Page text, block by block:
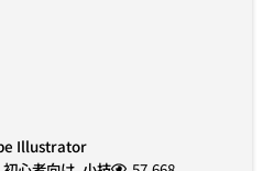
Illustrator